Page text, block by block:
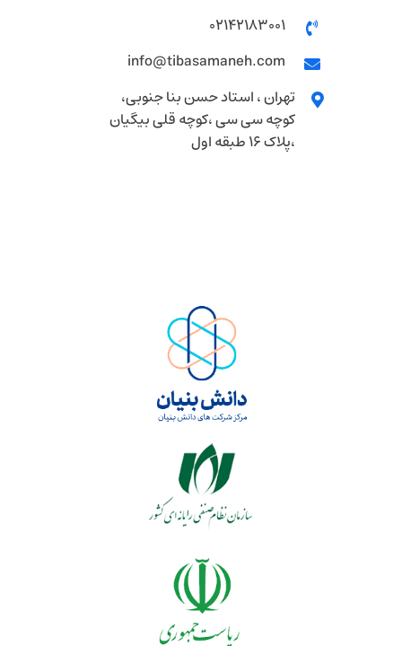
02142183001
info@tibasamaneh.com
تهران ، استاد حسن بنا جنوبی،
کوچه سی سی ،کوچه قلی بیگیان
،پلاک 16 طبقه اول